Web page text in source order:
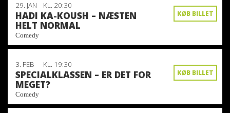
29. JAN KL. 20:30
HADI KA-KOUSH – NÆSTEN
HELT NORMAL
Comedy
KØB BILLET
3. FEB KL. 19:30
SPECIALKLASSEN – ER DET FOR
MEGET?
Comedy
KØB BILLET